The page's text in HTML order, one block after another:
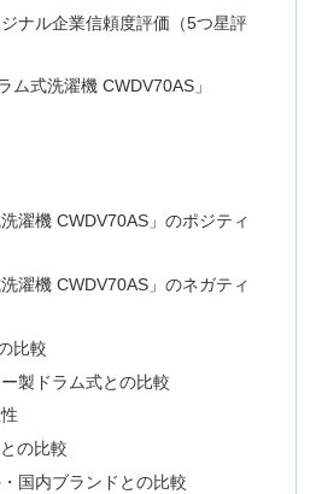
ナル企業信頼度評価（5つ星評
ム式洗濯機 CWDV70AS」
濯機 CWDV70AS」のポジティ
濯機 CWDV70AS」のネガティ
比較
製ドラム式との比較
の比較
国内ブランドとの比較